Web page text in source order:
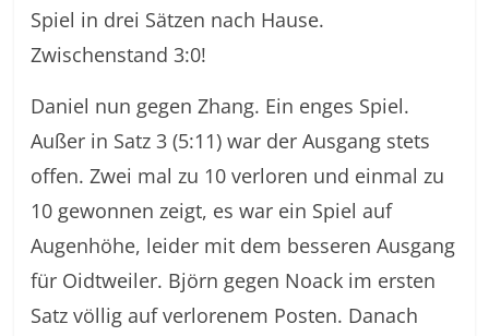
Spiel in drei Sätzen nach Hause.
Zwischenstand 3:0!
Daniel nun gegen Zhang. Ein enges Spiel.
Außer in Satz 3 (5:11) war der Ausgang stets
offen. Zwei mal zu 10 verloren und einmal zu
10 gewonnen zeigt, es war ein Spiel auf
Augenhöhe, leider mit dem besseren Ausgang
für Oidtweiler. Björn gegen Noack im ersten
Satz völlig auf verlorenem Posten. Danach